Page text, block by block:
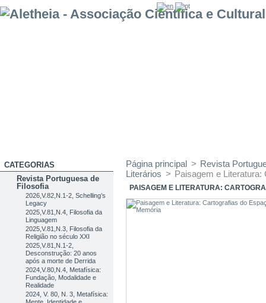
CATEGORIAS
Revista Portuguesa de
Filosofia
2026,V.82,N.1-2, Schelling’s
Legacy
2025,V.81,N.4, Filosofia da
Linguagem
2025,V.81,N.3, Filosofia da
Religião no século XXI
2025,V.81,N.1-2,
Desconstrução: 20 anos
após a morte de Derrida
2024,V.80,N.4, Metafísica:
Fundação, Modalidade e
Realidade
2024, V. 80, N. 3, Metafísica:
Página principal > Revista
Literários > Paisagem e
PAISAGEM E LITERATURA: